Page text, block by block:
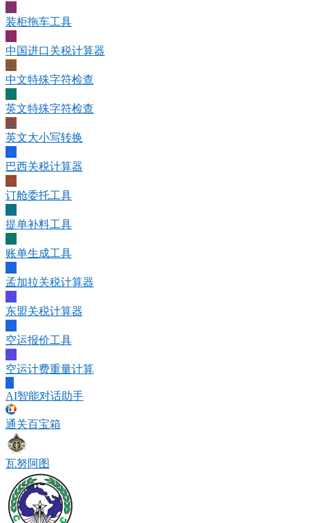
装
装柜拖车工具
中
中国进口关税计算器
中
中文特殊字符检查
英
英文特殊字符检查
英
英文大小写转换
巴
巴西关税计算器
订
订舱委托工具
提
提单补料工具
账
账单生成工具
孟
孟加拉关税计算器
东
东盟关税计算器
空
空运报价工具
空
空运计费重量计算
A
AI智能对话助手
通关百宝箱
瓦努阿图